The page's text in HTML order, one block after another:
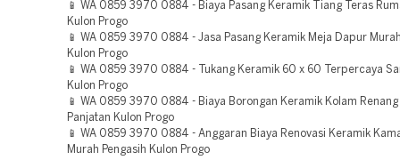
📱 WA 0859 3970 0884 - Biaya Pasang Keramik Tiang Teras
Kulon Progo
📱 WA 0859 3970 0884 - Jasa Pasang Keramik Meja Dapur
Kulon Progo
📱 WA 0859 3970 0884 - Tukang Keramik 60 x 60 Terpercaya
Kulon Progo
📱 WA 0859 3970 0884 - Biaya Borongan Keramik Kolam
Panjatan Kulon Progo
📱 WA 0859 3970 0884 - Anggaran Biaya Renovasi Keramik
Murah Pengasih Kulon Progo